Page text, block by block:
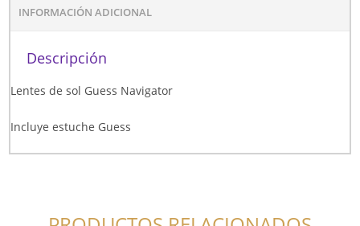
INFORMACIÓN ADICIONAL
Descripción
Lentes de sol Guess Navigator
Incluye estuche Guess